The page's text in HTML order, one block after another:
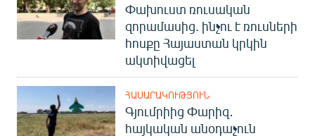
ԲԱՆԱՎԵՃ
ՁԳՏԵԼՈՎ ԼԱՎԱԳՈՒՅՆԻՆ
Հայերեն
English
Փախուստ ռուսական
զորամասից. ինչու է ռուսների
հոսքը Հայաստան կրկին
ակտիվացել
ՀԱՍԱՐԱԿՈՒԹՅՈՒՆ
Գյումրիից Փարիզ․
հայկական անօդաչուն